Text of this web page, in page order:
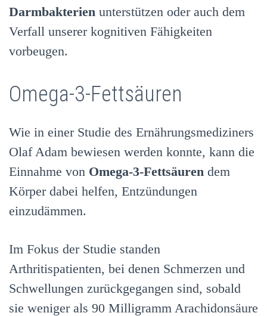
Darmbakterien unterstützen oder auch dem
Verfall unserer kognitiven Fähigkeiten
vorbeugen.
Omega-3-Fettsäuren
Wie in einer Studie des Ernährungsmediziners
Olaf Adam bewiesen werden konnte, kann die
Einnahme von Omega-3-Fettsäuren dem
Körper dabei helfen, Entzündungen
einzudämmen.
Im Fokus der Studie standen
Arthritispatienten, bei denen Schmerzen und
Schwellungen zurückgegangen sind, sobald
sie weniger als 90 Milligramm Arachidonsäure